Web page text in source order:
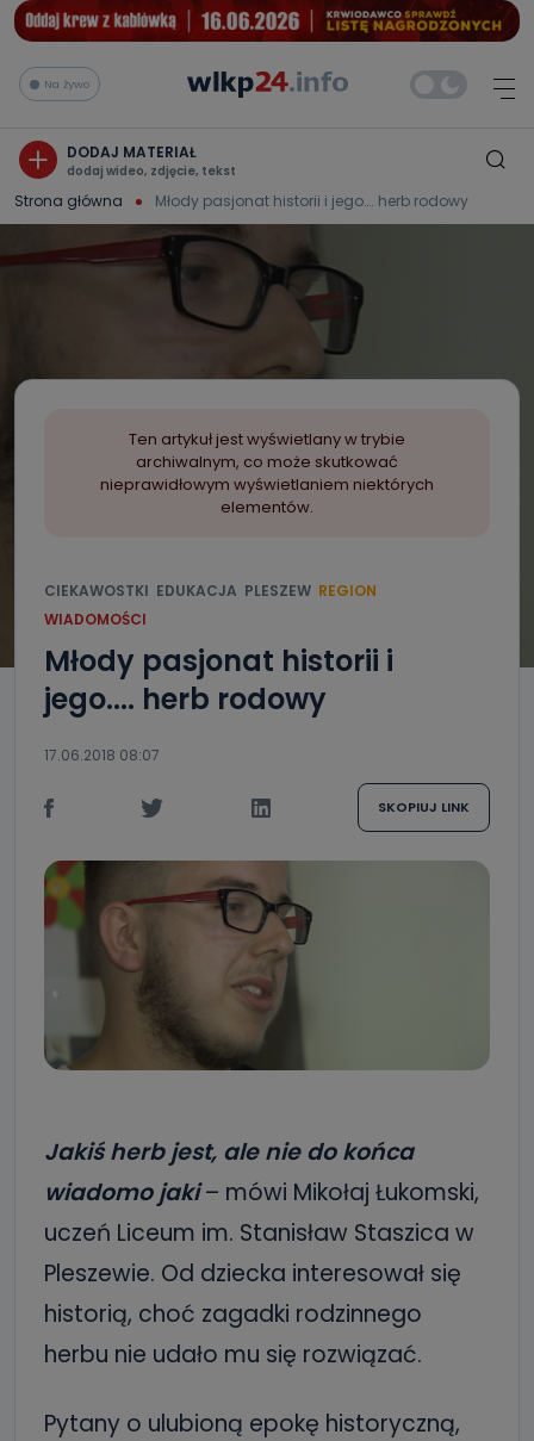
Na żywo
DODAJ MATERIAŁ
dodaj wideo, zdjęcie, tekst
Strona główna Młody pasjonat historii i jego…. herb rodowy
Ten artykuł jest wyświetlany w trybie
archiwalnym, co może skutkować
nieprawidłowym wyświetlaniem niektórych
elementów.
CIEKAWOSTKI EDUKACJA PLESZEW REGION
WIADOMOŚCI
Młody pasjonat historii i
jego.... herb rodowy
17.06.2018 08:07
SKOPIUJ LINK
Jakiś herb jest, ale nie do końca
wiadomo jaki– mówi Mikołaj Łukomski,
uczeń Liceum im. Stanisław Staszica w
Pleszewie. Od dziecka interesował się
historią, choć zagadki rodzinnego
herbu nie udało mu się rozwiązać.
Pytany o ulubioną epokę historyczną,